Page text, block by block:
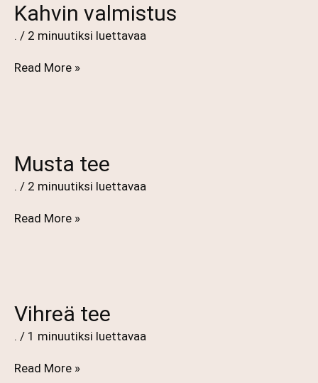
Kahvin valmistus
. / 2 minuutiksi luettavaa
Kahvin
Read More »
Musta tee
. / 2 minuutiksi luettavaa
Musta
Read More »
Vihreä tee
. / 1 minuutiksi luettavaa
Vihreä
Read More »